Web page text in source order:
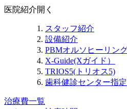
医院紹介開く
スタッフ紹介
設備紹介
PBMオルソヒーリン
X-Guide(Xガイド）
TRIOS5(トリオス5)
歯科健診センター指
治療費一覧